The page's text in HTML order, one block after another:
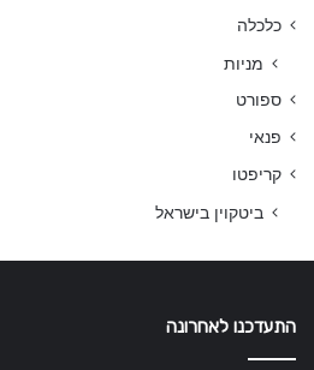
כלכלה
מניות
ספורט
פנאי
קריפטו
ביטקוין בישראל
התעדכנו לאחרונה